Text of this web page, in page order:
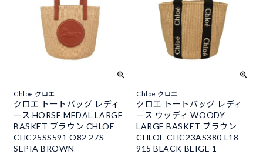
Chloe クロエ
クロエ トートバッグ レディ
ース HORSE MEDAL LARGE
BASKET ブラウン CHLOE
CHC25SS591 O82 27S
SEPIA BROWN
Chloe クロエ
クロエ トートバッグ レディ
ース ウッディ WOODY
LARGE BASKET ブラウン
CHLOE CHC23AS380 L18
915 BLACK BEIGE 1